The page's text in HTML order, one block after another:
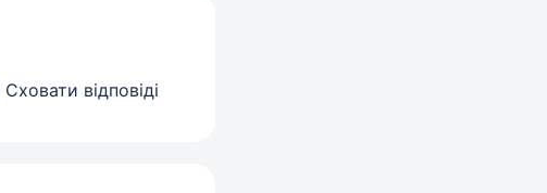
Сховати відповіді